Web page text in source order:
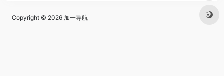
Copyright © 2026 加一导航